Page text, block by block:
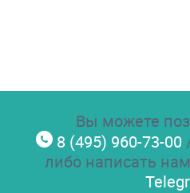
Вы можете
8 (495) 960-73-00
либо написать